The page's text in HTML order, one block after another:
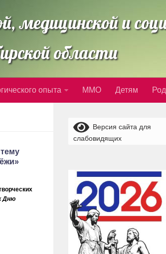
медицинской и
области
опыта ММО Детям
Дню
Версия сайта для
слабовидящих